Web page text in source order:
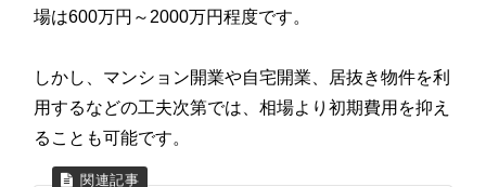
場は600万円～2000万円程度です。
しかし、マンション開業や自宅開業、居抜き物件を利
用するなどの工夫次第では、相場より初期費用を抑え
ることも可能です。